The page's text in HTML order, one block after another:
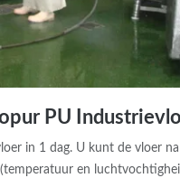
PU
in 1 dag. U kunt de vloer
en